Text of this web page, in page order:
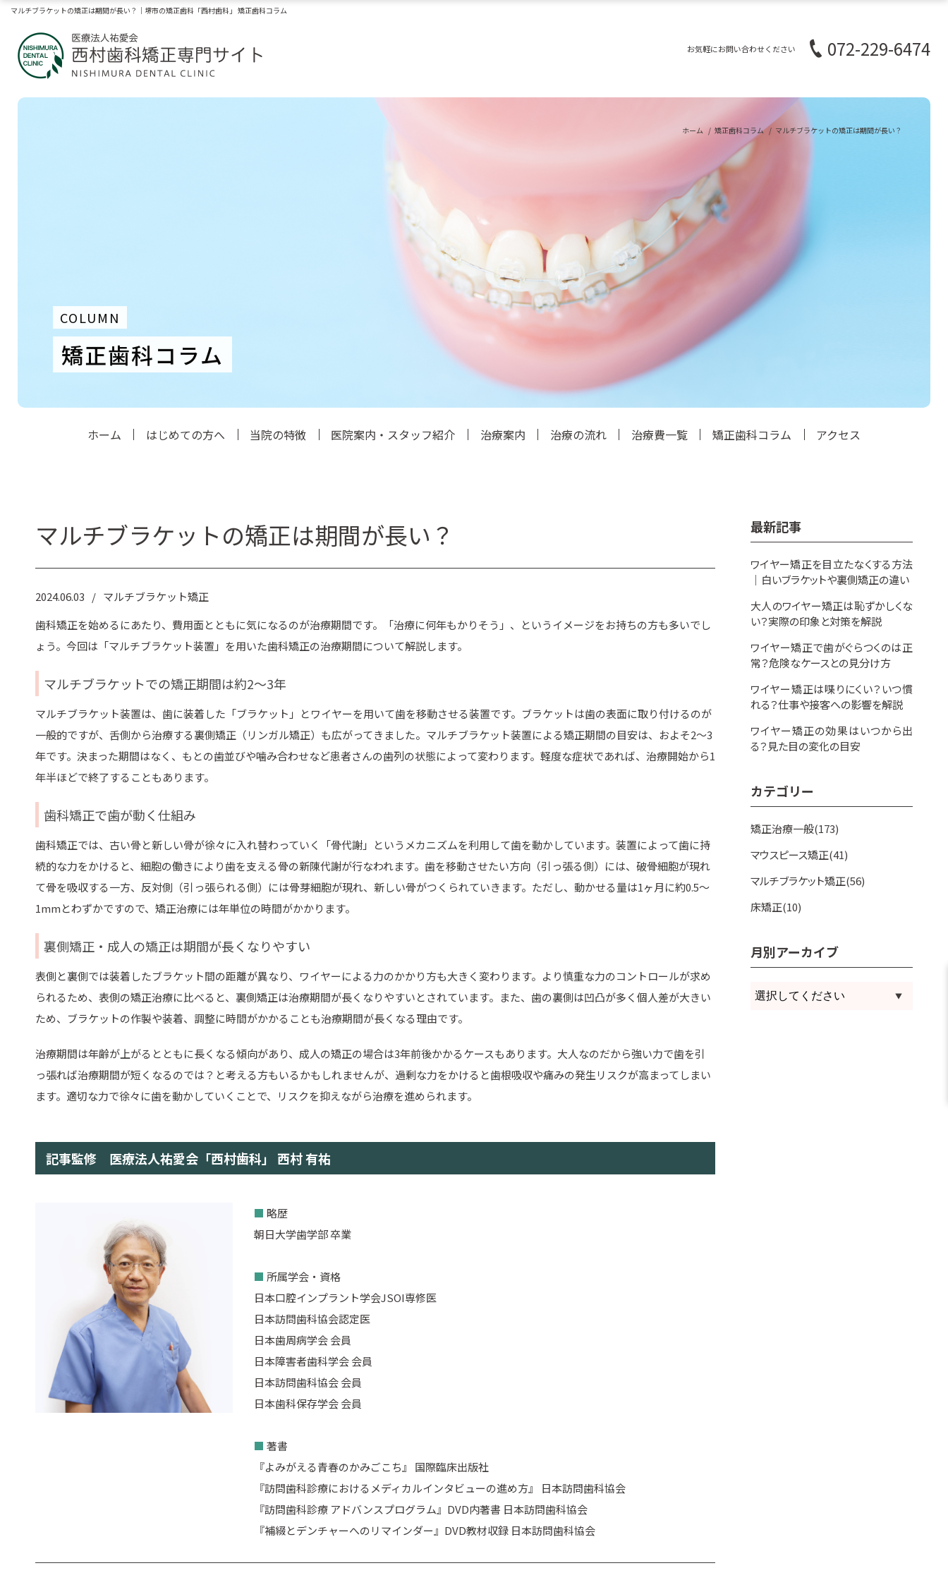
マルチブラケットの矯正は期間が長い？｜堺市の矯正歯科「西村歯科」 矯正歯科コラム
お気軽にお問い合わせください 072-229-6474
COLUMN
矯正歯科コラム
ホーム 矯正歯科コラム マルチブラケットの矯正は期間が長い？
ホーム はじめての方へ 当院の特徴 医院案内・スタッフ紹介 治療案内 治療の流れ 治療費一覧 矯正歯科コラム アクセス
マルチブラケットの矯正は期間が長い？
2024.06.03
マルチブラケット矯正
歯科矯正を始めるにあたり、費用面とともに気になるのが治療期間です。「治療に何年もかりそう」、というイメージをお持ちの方も多いでし
ょう。今回は「マルチブラケット装置」を用いた歯科矯正の治療期間について解説します。
マルチブラケットでの矯正期間は約2～3年
マルチブラケット装置は、歯に装着した「ブラケット」とワイヤーを用いて歯を移動させる装置です。ブラケットは歯の表面に取り付けるのが
一般的ですが、舌側から治療する裏側矯正（リンガル矯正）も広がってきました。マルチブラケット装置による矯正期間の目安は、およそ2～3
年です。決まった期間はなく、もとの歯並びや噛み合わせなど患者さんの歯列の状態によって変わります。軽度な症状であれば、治療開始から1
年半ほどで終了することもあります。
歯科矯正で歯が動く仕組み
歯科矯正では、古い骨と新しい骨が徐々に入れ替わっていく「骨代謝」というメカニズムを利用して歯を動かしています。装置によって歯に持
続的な力をかけると、細胞の働きにより歯を支える骨の新陳代謝が行なわれます。歯を移動させたい方向（引っ張る側）には、破骨細胞が現れ
て骨を吸収する一方、反対側（引っ張られる側）には骨芽細胞が現れ、新しい骨がつくられていきます。ただし、動かせる量は1ヶ月に約0.5～
1mmとわずかですので、矯正治療には年単位の時間がかかります。
裏側矯正・成人の矯正は期間が長くなりやすい
表側と裏側では装着したブラケット間の距離が異なり、ワイヤーによる力のかかり方も大きく変わります。より慎重な力のコントロールが求め
られるため、表側の矯正治療に比べると、裏側矯正は治療期間が長くなりやすいとされています。また、歯の裏側は凹凸が多く個人差が大きい
ため、ブラケットの作製や装着、調整に時間がかかることも治療期間が長くなる理由です。
治療期間は年齢が上がるとともに長くなる傾向があり、成人の矯正の場合は3年前後かかるケースもあります。大人なのだから強い力で歯を引
っ張れば治療期間が短くなるのでは？と考える方もいるかもしれませんが、過剰な力をかけると歯根吸収や痛みの発生リスクが高まってしまい
ます。適切な力で徐々に歯を動かしていくことで、リスクを抑えながら治療を進められます。
記事監修 医療法人祐愛会「西村歯科」 西村 有祐
■ 略歴
朝日大学歯学部 卒業
■ 所属学会・資格
日本口腔インプラント学会JSOI専修医
日本訪問歯科協会認定医
日本歯周病学会 会員
日本障害者歯科学会 会員
日本訪問歯科協会 会員
日本歯科保存学会 会員
■ 著書
『よみがえる青春のかみごこち』 国際臨床出版社
『訪問歯科診療におけるメディカルインタビューの進め方』 日本訪問歯科協会
『訪問歯科診療 アドバンスプログラム』DVD内著書 日本訪問歯科協会
『補綴とデンチャーへのリマインダー』DVD教材収録 日本訪問歯科協会
最新記事
ワイヤー矯正を目立たなくする方法
｜白いブラケットや裏側矯正の違い
大人のワイヤー矯正は恥ずかしくな
い？実際の印象と対策を解説
ワイヤー矯正で歯がぐらつくのは正
常？危険なケースとの見分け方
ワイヤー矯正は喋りにくい？いつ慣
れる？仕事や接客への影響を解説
ワイヤー矯正の効果はいつから出
る？見た目の変化の目安
カテゴリー
矯正治療一般(173)
マウスピース矯正(41)
マルチブラケット矯正(56)
床矯正(10)
月別アーカイブ